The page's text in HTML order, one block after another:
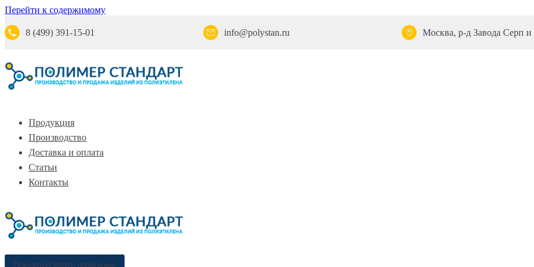
Перейти к содержимому
8 (499) 391-15-01 info@polystan.ru Москва, р-д Завода Серп и
Продукция
Производство
Доставка и оплата
Статьи
Контакты
Показать/Скрыть навигацию